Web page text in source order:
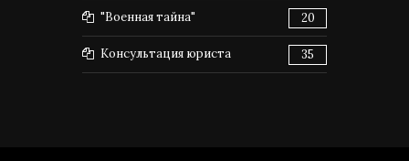
"Военная тайна" 20
Консультация юриста 35